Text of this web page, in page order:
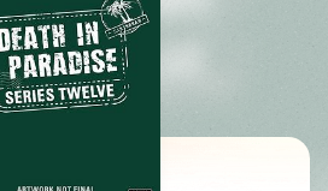
暂无观看影片的记录